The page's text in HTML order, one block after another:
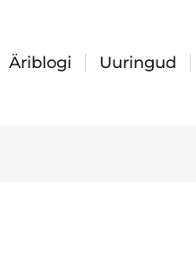
Äriblogi Uuringud